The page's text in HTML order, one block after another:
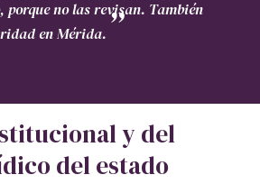
porque no las revisan. También
en Mérida.
y del
del estado